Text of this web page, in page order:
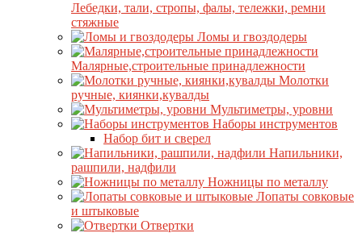
Лебедки, тали, стропы, фалы, тележки, ремни
стяжные
Ломы и гвоздодеры
Малярные,строительные принадлежности
Молотки
ручные, киянки,кувалды
Мультиметры, уровни
Наборы инструментов
Набор бит и сверел
Напильники,
рашпили, надфили
Ножницы по металлу
Лопаты совковые
и штыковые
Отвертки